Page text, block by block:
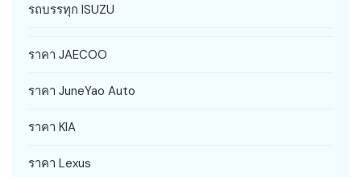
รถบรรทุก ISUZU
ราคา JAECOO
ราคา JuneYao Auto
ราคา KIA
ราคา Lexus